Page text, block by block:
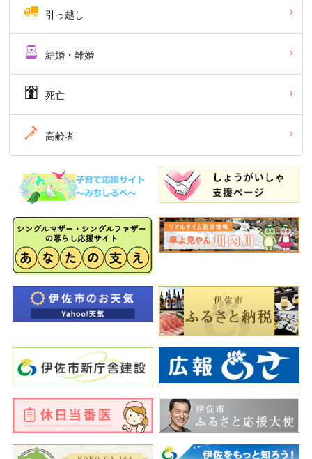
引っ越し
結婚・離婚
死亡
高齢者